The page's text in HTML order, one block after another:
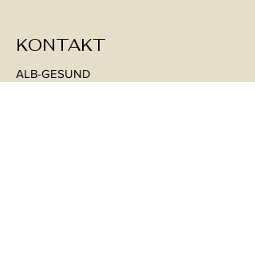
KONTAKT
ALB-GESUND